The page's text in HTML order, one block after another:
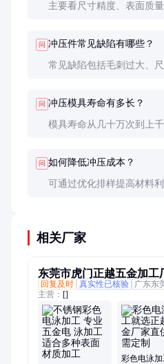
主要看尺寸精度、表面质
问 冲压件常见缺陷有哪些？
常见缺陷包括毛刺过大、
问 冲压模具寿命有多长？
模具寿命从几十万次到上
问 如何降低冲压成本？
可通过优化排样提高材料
相关厂家
东莞市虎门正越五金加工
回复及时 真实性已核验
广东东
主营： []
彩色电泳